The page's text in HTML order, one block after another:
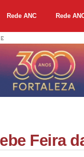
Rede ANC Rede
Feira